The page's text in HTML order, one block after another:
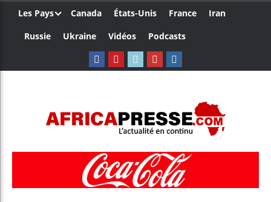
Les Pays Canada États-Unis France
Iran
Russie
Ukraine Vidéos Podcasts